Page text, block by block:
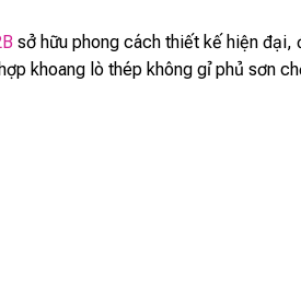
sở hữu phong cách thiết kế hiện
khoang lò thép không gỉ phủ sơn